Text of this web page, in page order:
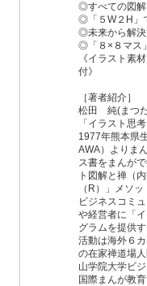
◎すべての図解
◎「５W２H」
◎未来から解決
◎「８×８マス
《イラスト素
付》
［著者紹介］
松田 純(まつ
「イラスト思
1977年熊本県
AWA）よりま
ス書をまんが
ト図解と禅（
（R）」メソ
ビジネスコミ
や経営者に「
グラムを提供
活動は海外６
の在家禅道場
山学院大学ビ
国際まんが教